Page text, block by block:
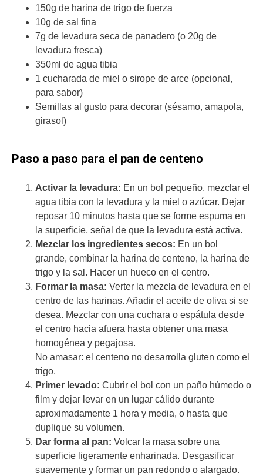
150g de harina de trigo de fuerza
10g de sal fina
7g de levadura seca de panadero (o 20g de
levadura fresca)
350ml de agua tibia
1 cucharada de miel o sirope de arce (opcional,
para sabor)
Semillas al gusto para decorar (sésamo, amapola,
girasol)
Paso a paso para el pan de centeno
Activar la levadura: En un bol pequeño, mezclar el
agua tibia con la levadura y la miel o azúcar. Dejar
reposar 10 minutos hasta que se forme espuma en
la superficie, señal de que la levadura está activa.
Mezclar los ingredientes secos: En un bol
grande, combinar la harina de centeno, la harina de
trigo y la sal. Hacer un hueco en el centro.
Formar la masa: Verter la mezcla de levadura en el
centro de las harinas. Añadir el aceite de oliva si se
desea. Mezclar con una cuchara o espátula desde
el centro hacia afuera hasta obtener una masa
homogénea y pegajosa.
No amasar: el centeno no desarrolla gluten como el
trigo.
Primer levado: Cubrir el bol con un paño húmedo o
film y dejar levar en un lugar cálido durante
aproximadamente 1 hora y media, o hasta que
duplique su volumen.
Dar forma al pan: Volcar la masa sobre una
superficie ligeramente enharinada. Desgasificar
suavemente y formar un pan redondo o alargado.